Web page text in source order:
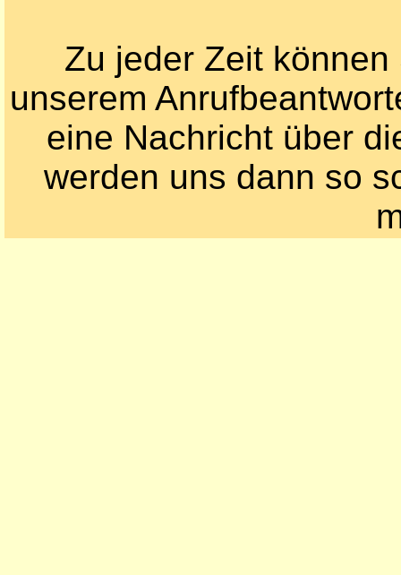
Zu jeder Zeit
unserem
eine Nachricht über
werden uns dann so